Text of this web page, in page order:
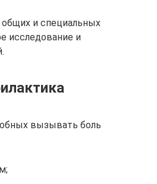
общих и специальных
исследование и
вызывать боль